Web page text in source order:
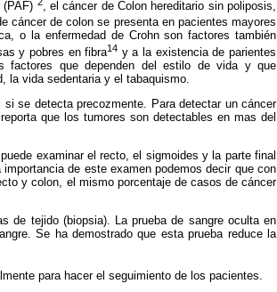
, el cáncer de Colon hereditario sin poliposis,
cáncer de colon se presenta en pacientes mayores
o la enfermedad de Crohn son factores también
y pobres en fibra14 y a la existencia de parientes
factores que dependen del estilo de vida y que
la vida sedentaria y el tabaquismo.
se detecta precozmente. Para detectar un cáncer
que los tumores son detectables en mas del
examinar el recto, el sigmoides y la parte final
de este examen podemos decir que con
y colon, el mismo porcentaje de casos de cáncer
de tejido (biopsia). La prueba de sangre oculta en
Se ha demostrado que esta prueba reduce la
para hacer el seguimiento de los pacientes.